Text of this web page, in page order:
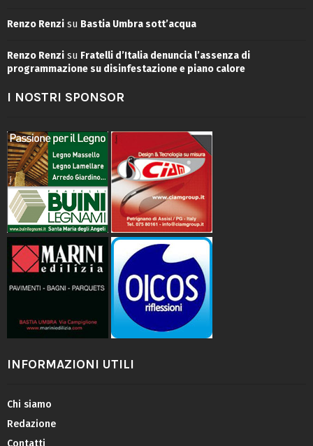
Renzo Renzi su Bastia Umbra sott’acqua
Renzo Renzi su Fratelli d’Italia denuncia l’assenza di
programmazione su disinfestazione e piano calore
I NOSTRI SPONSOR
INFORMAZIONI UTILI
Chi siamo
Redazione